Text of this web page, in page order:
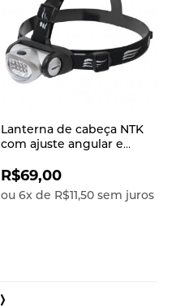
Lanterna de cabeça NTK
com ajuste angular e
economia e 20 lúmens
Turbo Led
R$69,00
ou 6xde R$11,50sem juros